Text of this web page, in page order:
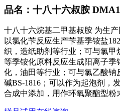
品名：十八十六叔胺
十八十六烷基二甲基叔胺 为生
以氯化苄反应生产苄基季铵盐
织，造纸助剂等行业；可与氯
等季铵化原料反应生成阳离子季
化，油田等行业；可与氯乙酸
碱BS-1816；可以作为起泡剂，
合成中添加，用作环氧聚酯型粉